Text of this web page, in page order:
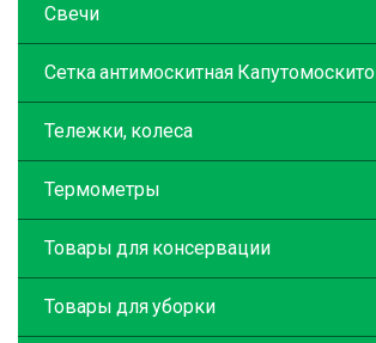
Свечи
Сетка антимоскитная Капутомоскито
Тележки, колеса
Термометры
Товары для консервации
Товары для уборки